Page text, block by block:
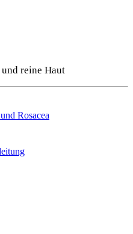
reine Haut